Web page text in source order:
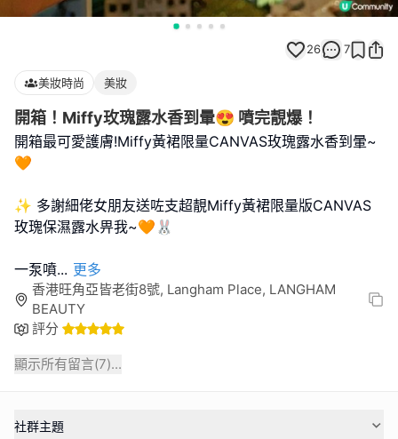
26 7
美妝時尚 美妝
開箱！Miffy玫瑰露水香到暈😍 噴完靚爆！
開箱最可愛護膚!Miffy黃裙限量CANVAS玫瑰露水香到暈~
🧡
✨ 多謝細佬女朋友送咗支超靚Miffy黃裙限量版CANVAS
玫瑰保濕露水畀我~🧡🐰
一泵噴... 更多
香港旺角亞皆老街8號, Langham Place, LANGHAM
BEAUTY
評分
顯示所有留言(7)...
社群主題